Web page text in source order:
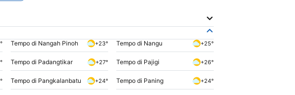
Tempo di Nangah Pinoh +23° Tempo di Nangu +25°
Tempo di Padangtikar +27° Tempo di Pajigi +26°
Tempo di Pangkalanbatu +24° Tempo di Paning +24°